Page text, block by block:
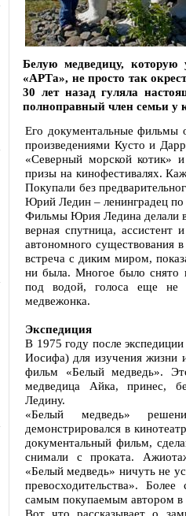
Белую медведицу,
«АРТа», не просто так
30 лет назад гуляла
полноправный член семьи
Его документальные
произведениями Кусто и
«Северный морской котик»
призы на кинофестивалях.
Покупали без
Юрий Ледин – ленинградец
Фильмы Юрия Ледина делали
верная спутница,
автономного существования
встреча с диким миром,
ни была. Многое было снято
под водой, голоса еще не
медвежонка.
Экспедиция
В 1975 году после
Иосифа) для изучения жизни
фильм «Белый медведь».
медведица Айка, принес,
Ледину.
«Белый медведь»
демонстрировался в
документальный фильм,
снимали с проката.
«Белый медведь» ничуть не
превосходительства».
самым покупаемым автором в
Вот что рассказывает о